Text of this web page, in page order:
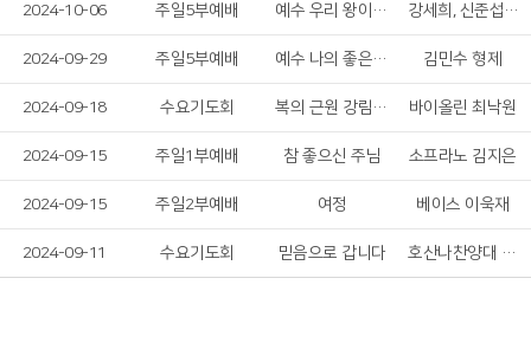
2024-10-06 주일5부예배 예수 우리 왕이여, 주의 이름 높이며 강세희, 신준섭, 김현정
2024-09-29 주일5부예배 예수 나의 좋은 치료자 김민수 형제
2024-09-18 수요기도회 복의 근원 강림하사&내 맘의 주여 소망 되소서 바이올린 최낙원
2024-09-15 주일1부예배 참 좋으신 주님 소프라노 김지은
2024-09-15 주일2부예배 여정 베이스 이욱재
2024-09-11 수요기도회 믿음으로 갑니다 호산나찬양대 남성 솔리스트